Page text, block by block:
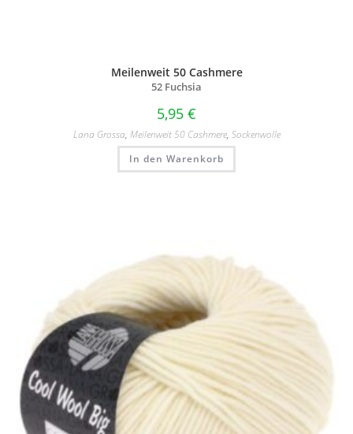
Meilenweit 50 Cashmere
52 Fuchsia
5,95 €
Lana Grossa, Meilenweit 50 Cashmere, Sockenwolle
In den Warenkorb